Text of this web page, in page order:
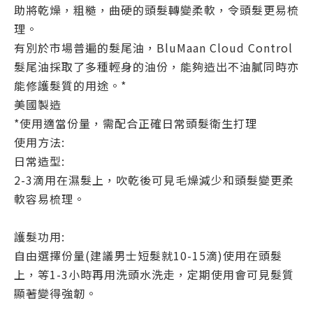
助將乾燥，粗糙，曲硬的頭髮轉變柔軟 ，令頭髮更易梳
理。
有別於市場普遍的髮尾油，BluMaan Cloud Control
髮尾油採取了多種輕身的油份，能夠造出不油膩同時亦
能修護髮質的用途。*
美國製造
*使用適當份量，需配合正確日常頭髮衛生打理
使用方法:
日常造型:
2-3滴用在濕髮上，吹乾後可見毛燥減少和頭髮變更柔
軟容易梳理。
護髮功用:
自由選擇份量(建議男士短髮就10-15滴)使用在頭髮
上，等1-3小時再用洗頭水洗走，定期使用會可見髮質
顯著變得強韌。